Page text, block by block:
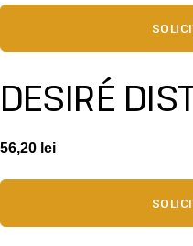
DESIRÉ
56,20 lei